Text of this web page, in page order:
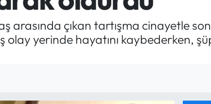
13.779 -14
arasında çıkan tartışma cinayetle
yerinde hayatını kaybederken,